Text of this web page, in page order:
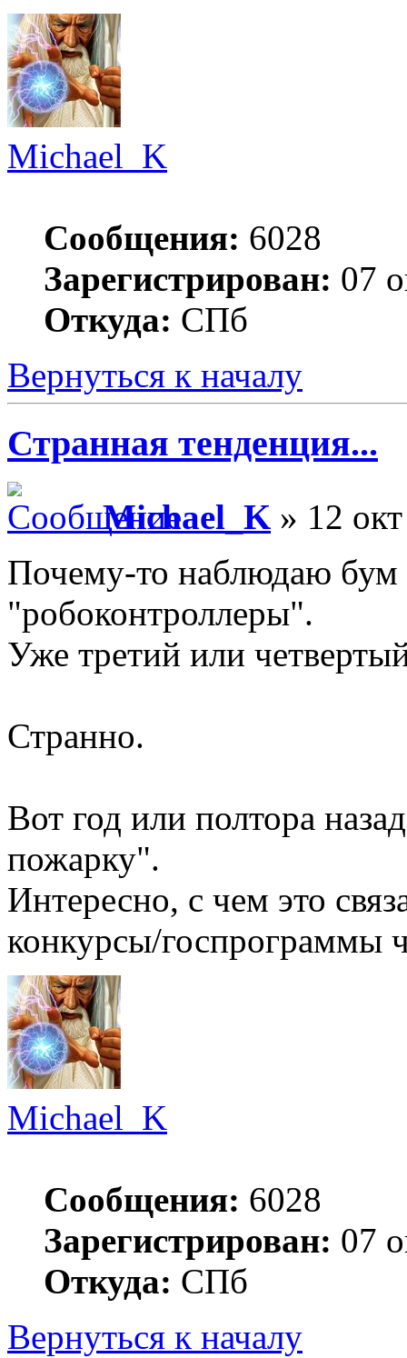
Michael_K
Сообщения: 6028
Зарегистрирован: 07
Откуда: СПб
Вернуться к началу
Странная тенденция...
Michael_K » 12
Почему-то наблюдаю бум
"робоконтроллеры".
Уже третий или
Странно.
Вот год или полтора
пожарку".
Интересно, с чем это
конкурсы/госпрограммы
Michael_K
Сообщения: 6028
Зарегистрирован: 07
Откуда: СПб
Вернуться к началу